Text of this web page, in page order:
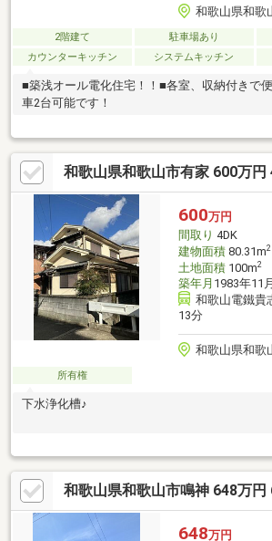
和歌山県和歌
2階建て 駐車場あり
カウンターキッチン
システムキッチン
■築浅オール電化住宅！！■各室、収納付きで
車2台可能です！
和歌山県和歌山市有家 600万円
600万円
間取り 4DK
建物面積80.31m2
土地面積100m2
築年月 1983年11
和歌山電鐵貴
13分
和歌山県和歌
所有権
下水浄化槽♪
和歌山県和歌山市鳴神 648万円
648万円